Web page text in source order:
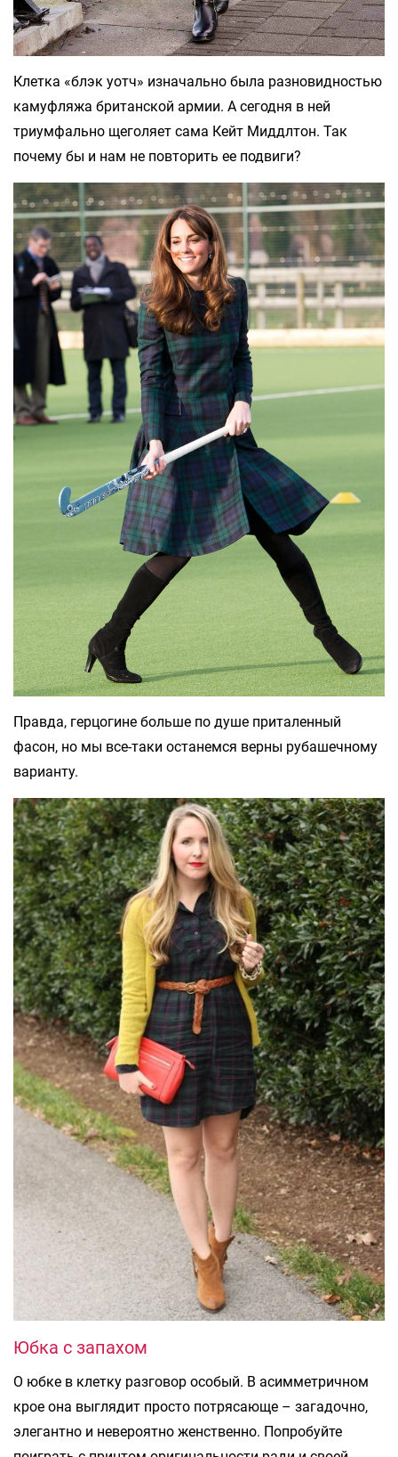
Клетка «блэк уотч» изначально была разновидностью
камуфляжа британской армии. А сегодня в ней
триумфально щеголяет сама Кейт Миддлтон. Так
почему бы и нам не повторить ее подвиги?
Правда, герцогине больше по душе приталенный
фасон, но мы все-таки останемся верны рубашечному
варианту.
Юбка с запахом
О юбке в клетку разговор особый. В асимметричном
крое она выглядит просто потрясающе – загадочно,
элегантно и невероятно женственно. Попробуйте